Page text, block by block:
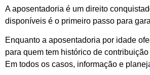
A aposentadoria é um direito
disponíveis é o primeiro passo para
Enquanto a aposentadoria por idade
para quem tem histórico de
Em todos os casos, informação e